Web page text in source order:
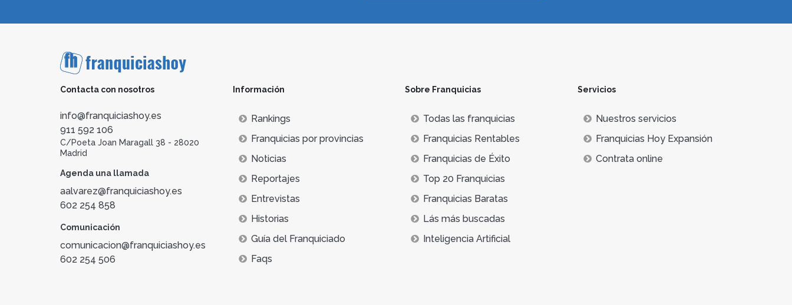
Contacta con nosotros
info@franquiciashoy.es
911 592 106
C/Poeta Joan Maragall 38 - 28020
Madrid
Agenda una llamada
aalvarez@franquiciashoy.es
602 254 858
Comunicación
comunicacion@franquiciashoy.es
602 254 506
Información
Rankings
Franquicias por provincias
Noticias
Reportajes
Entrevistas
Historias
Guía del Franquiciado
Faqs
Sobre Franquicias
Todas las franquicias
Franquicias Rentables
Franquicias de Éxito
Top 20 Franquicias
Franquicias Baratas
Lás más buscadas
Inteligencia Artificial
Servicios
Nuestros servicios
Franquicias Hoy Expansión
Contrata online